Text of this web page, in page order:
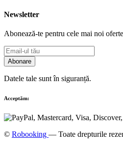
Newsletter
Abonează-te pentru cele mai noi oferte
Abonare
Datele tale sunt în siguranță.
Acceptăm:
© Robooking — Toate drepturile